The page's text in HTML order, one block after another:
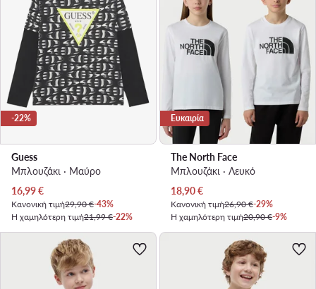
-22%
Guess
Μπλουζάκι · Μαύρο
Τρέχουσα τιμή
16,99€
Κανονική τιμή29,90 €-43%
Η χαμηλότερη τιμή21,99 €-22%
Ευκαιρία
The North Face
Μπλουζάκι · Λευκό
Τρέχουσα τιμή
18,90€
Κανονική τιμή26,90 €-29%
Η χαμηλότερη τιμή20,90 €-9%